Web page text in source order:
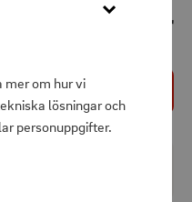
mer om hur vi
lösningar och
personuppgifter.
649 kr